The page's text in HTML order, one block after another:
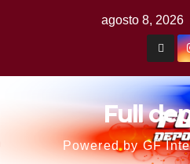
agosto 8, 2026
Full
Powered by GF